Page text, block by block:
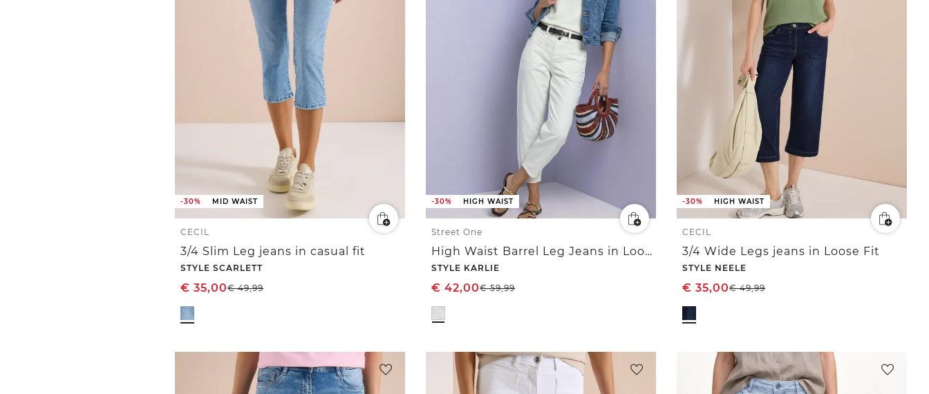
-30% MID WAIST
CECIL
3/4 Slim Leg jeans in casual fit
STYLE SCARLETT
€ 35,00€49,99
-30% HIGH WAIST
Street One
High Waist Barrel Leg Jeans in Loose Fit
STYLE KARLIE
€ 42,00€59,99
-30% HIGH WAIST
CECIL
3/4 Wide Legs jeans in Loose Fit
STYLE NEELE
€ 35,00€49,99